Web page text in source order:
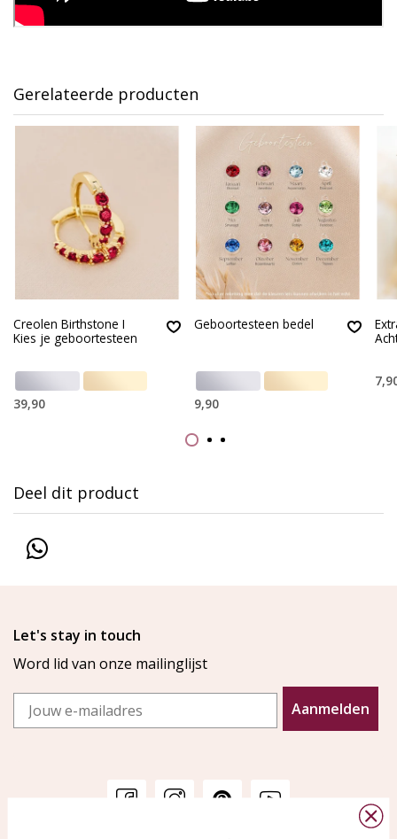
Gerelateerde producten
Creolen Birthstone I
Kies je geboortesteen
39,90
Geboortesteen bedel
9,90
Deel dit product
Let's stay in touch
Word lid van onze mailinglijst
Email
Aanmelden